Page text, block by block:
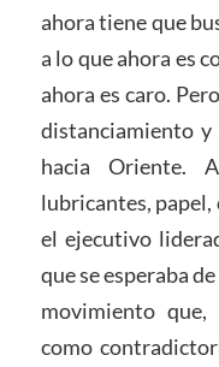
ahora tiene que
a lo que ahora es
ahora es caro.
distanciamiento y
hacia Oriente.
lubricantes, papel,
el ejecutivo
que se esperaba
movimiento
como